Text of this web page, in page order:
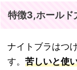
特徴3,ホールド
ナイトブラはつ
す。 苦しいと使